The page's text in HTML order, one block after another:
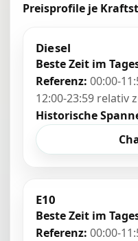
Preisprofile je
Diesel
Beste Zeit im
Referenz: 00:00-
12:00-23:59 relativ
Historische
E10
Beste Zeit im
Referenz: 00:00-